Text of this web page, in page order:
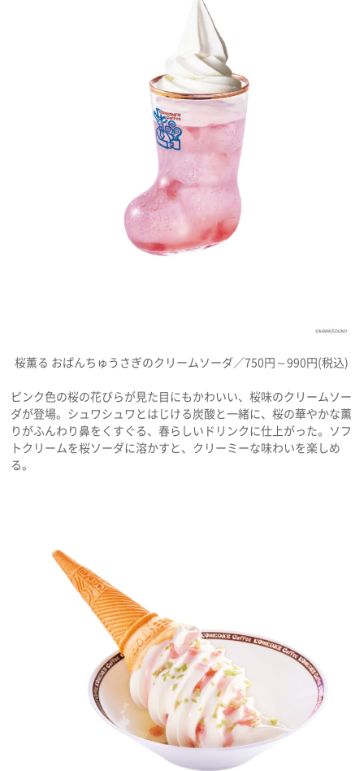
桜薫る おぱんちゅうさぎのクリームソーダ／750円～990円(税込)
ピンク色の桜の花びらが見た目にもかわいい、桜味のクリームソー
ダが登場。シュワシュワとはじける炭酸と一緒に、桜の華やかな薫
りがふんわり鼻をくすぐる、春らしいドリンクに仕上がった。ソフ
トクリームを桜ソーダに溶かすと、クリーミーな味わいを楽しめ
る。